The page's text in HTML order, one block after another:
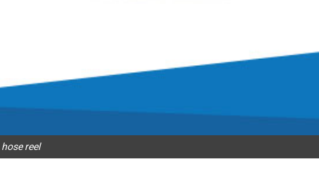
hose reel